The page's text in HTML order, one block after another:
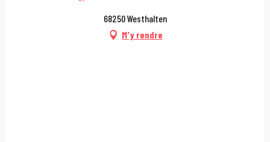
68250 Westhalten
M'y rendre